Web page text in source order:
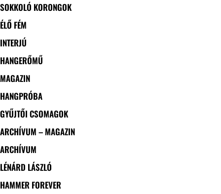
SOKKOLÓ KORONGOK
ÉLŐ FÉM
INTERJÚ
HANGERŐMŰ
MAGAZIN
HANGPRÓBA
GYŰJTŐI CSOMAGOK
ARCHÍVUM – MAGAZIN
ARCHÍVUM
LÉNÁRD LÁSZLÓ
HAMMER FOREVER